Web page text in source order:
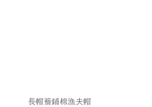
長帽簷鋪棉漁夫帽